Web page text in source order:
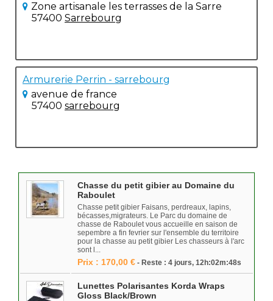
Zone artisanale les terrasses de la Sarre
57400 Sarrebourg
Armurerie Perrin - sarrebourg
avenue de france
57400 sarrebourg
Chasse du petit gibier au Domaine du
Raboulet
Chasse petit gibier Faisans, perdreaux, lapins,
bécasses,migrateurs. Le Parc du domaine de
chasse de Raboulet vous accueille en saison de
sepembre a fin fevrier sur l'ensemble du territoire
pour la chasse au petit gibier Les chasseurs à l'arc
sont l...
Prix : 170,00 € - Reste : 4 jours, 12h:02m:48s
Lunettes Polarisantes Korda Wraps
Gloss Black/Brown